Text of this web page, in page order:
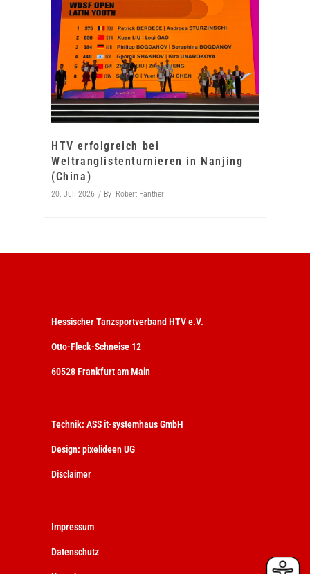
HTV erfolgreich bei
Weltranglistenturnieren in Nanjing
(China)
20. Juli 2026 By Robert Panther
Hessischer Tanzsportverband HTV e.V.
Otto-Fleck-Schneise 12
60528 Frankfurt am Main
Technik: ASS it-systemhaus GmbH
Design: pixelideen UG
Disclaimer
Impressum
Datenschutz